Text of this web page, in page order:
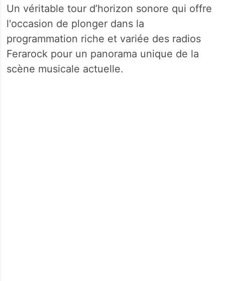
Un véritable tour d’horizon sonore qui offre
l'occasion de plonger dans la
programmation riche et variée des radios
Ferarock pour un panorama unique de la
scène musicale actuelle.